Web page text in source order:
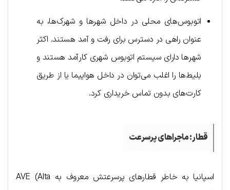
اتوبوس‌های محلی در داخل شهرها و شهرک‌ها، به
عنوان راهی در دسترس برای رفت و آمد هستند. اکثر
شهرها دارای سیستم اتوبوس شهری کارآمد هستند و
بلیط‌ها را اغلب می‌توان در داخل هواپیما یا از طریق
کارت‌های بدون تماس خریداری کرد.
قطار: ماجراهای پرسرعت
اسپانیا به خاطر قطارهای پرسرعتش معروف به AVE (Alta